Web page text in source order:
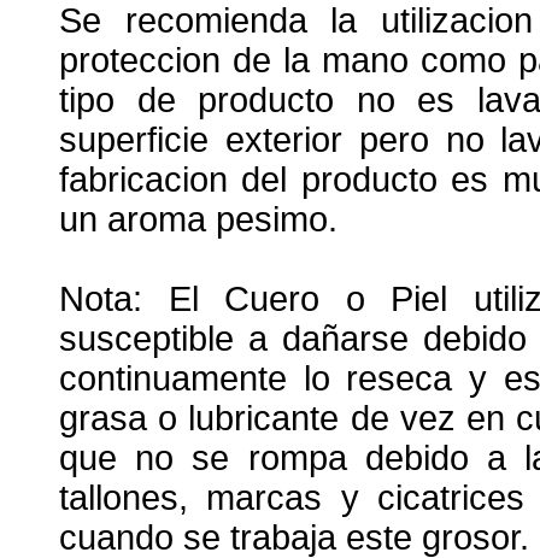
Se recomienda la
proteccion de la mano como
tipo de producto no es
superficie exterior pero no
fabricacion del producto es
un aroma pesimo.
Nota: El Cuero o Piel
susceptible a dañarse
continuamente lo reseca y
grasa o lubricante de vez en
que no se rompa debido a
tallones, marcas y
cuando se trabaja este grosor.